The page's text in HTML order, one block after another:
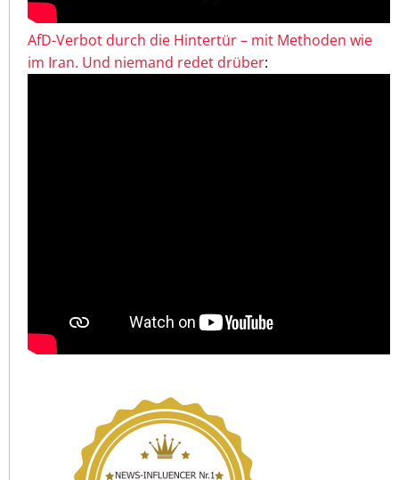
AfD-Verbot durch die Hintertür – mit Methoden wie
im Iran. Und niemand redet drüber: